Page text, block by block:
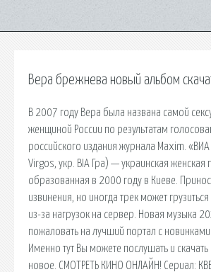
Вера брежнева новый альбом
В 2007 году Вера была названа самой
женщиной России по результатам
российского издания журнала Maxim. «ВИА
Virgos, укр. ВІА Гра) — украинская женская
образованная в 2000 году в Киеве.
извинения, но иногда трек может
из-за нагрузок на сервер. Новая музыка
пожаловать на лучший портал с
Именно тут Вы можете послушать и
новое. СМОТРЕТЬ КИНО ОНЛАЙН! Сериал: